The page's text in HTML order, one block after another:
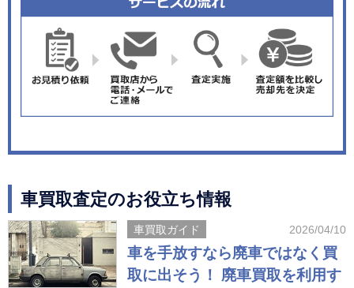
車買取査定のお役立ち情報
車買取ガイド 2026/04/10
車を手放すなら廃車ではなく買
取に出そう！ 廃車買取を利用す